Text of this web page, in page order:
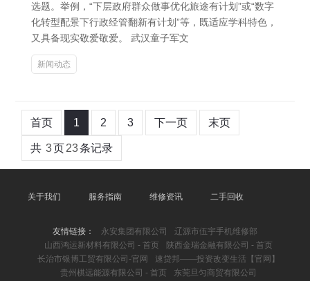
选题。举例，“下层政府群众做事优化旅途有计划”或“数字
化转型配景下行政经管翻新有计划”等，既适应学科特色，
又具备现实敬爱敬爱。 武汉童子军文
新闻动态
首页 1 2 3 下一页 末页
共 3页23条记录
关于我们 服务指南 维修资讯 二手回收
友情链接： 永安集团有限公司
辽源市伍宇手机维修部
山西鸿运新材料有限公司 - 首页
陕西金瑞金融有限公司 - 首页
长治市银博工贸有限公司-官网
速贷邦——投资改变生活【官网】
贵州棋远能源有限公司 - 首页
东莞旦匀商贸有限公司